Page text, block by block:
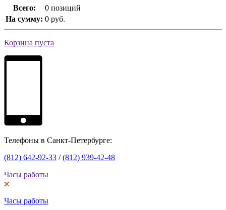
Всего:
0 позиций
На сумму: 0 руб.
Корзина пуста
Телефоны в Санкт-Петербурге:
(812) 642-92-33 /(812) 939-42-48
Часы работы
Часы работы